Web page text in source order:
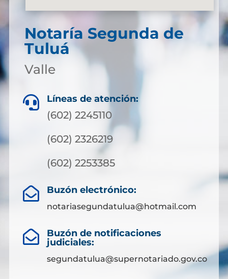
Notaría Segunda de
Tuluá
Valle
 Líneas de atención:
(602) 2245110
(602) 2326219
(602) 2253385
 Buzón electrónico:
notariasegundatulua@hotmail.com

Buzón de notificaciones
judiciales:
segundatulua@supernotariado.gov.co